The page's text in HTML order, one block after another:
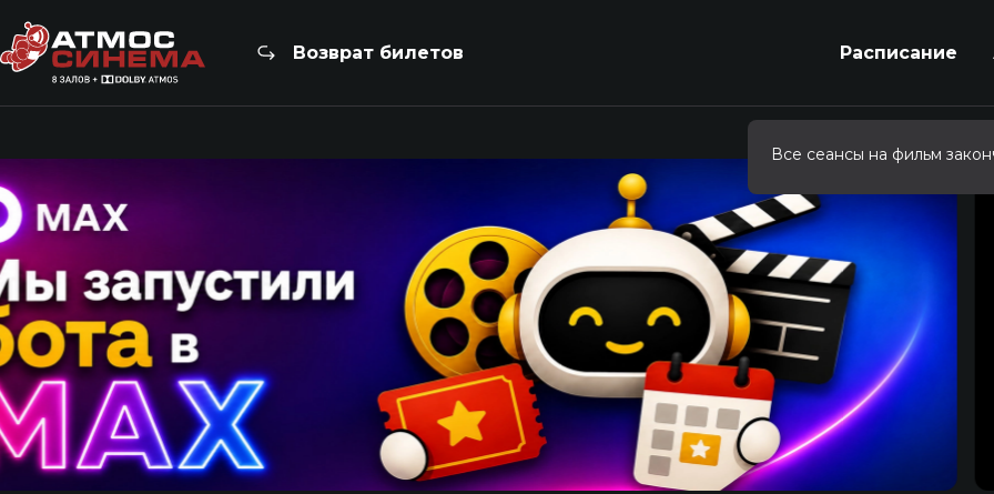
Возврат билетов Расписание
Все сеансы на фильм